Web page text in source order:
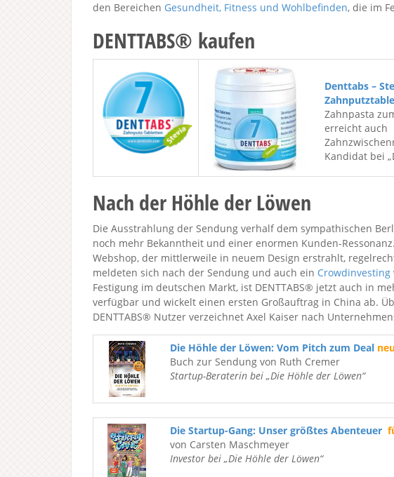
den Bereichen Gesundheit, Fitness und Wohlbefinden, die im
DENTTABS® kaufen
Denttabs –
Zahnpasta
erreicht auch
Kandidat bei
Nach der Höhle der Löwen
Die Ausstrahlung der Sendung verhalf dem sympathischen
noch mehr Bekanntheit und einer enormen Kunden-
Webshop, der mittlerweile in neuem Design erstrahlt,
meldeten sich nach der Sendung und auch ein Crowdinvesting
Festigung im deutschen Markt, ist DENTTABS® jetzt auch in
verfügbar und wickelt einen ersten Großauftrag in China ab.
DENTTABS® Nutzer verzeichnet Axel Kaiser nach
Die Höhle der Löwen: Vom Pitch zum Deal
Buch zur Sendung von Ruth Cremer
Startup-Beraterin bei „Die Höhle der Löwen“
Die Startup-Gang: Unser größtes Abenteuer
von Carsten Maschmeyer
Investor bei „Die Höhle der Löwen“